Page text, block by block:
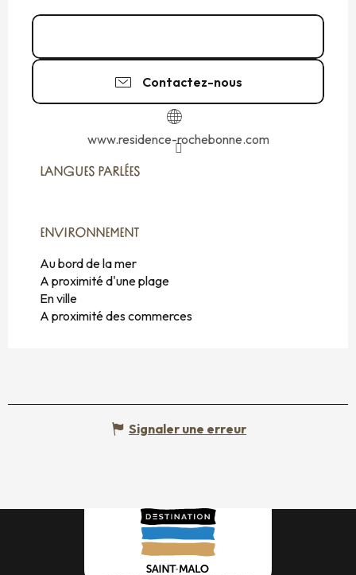
Contactez-nous
www.residence-rochebonne.com
LANGUES PARLÉES
LANGUES PARLÉES
ENVIRONNEMENT
ENVIRONNEMENT
Au bord de la mer
A proximité d'une plage
En ville
A proximité des commerces
Signaler une erreur